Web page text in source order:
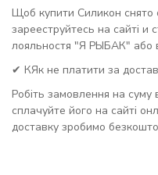
Щоб купити Силикон снято
зарееструйтесь на сайті и
лояльностя "Я РЫБАК" або
✔ КЯк не платити за
Робіть замовлення на суму
сплачуйте його на сайті
доставку зробимо